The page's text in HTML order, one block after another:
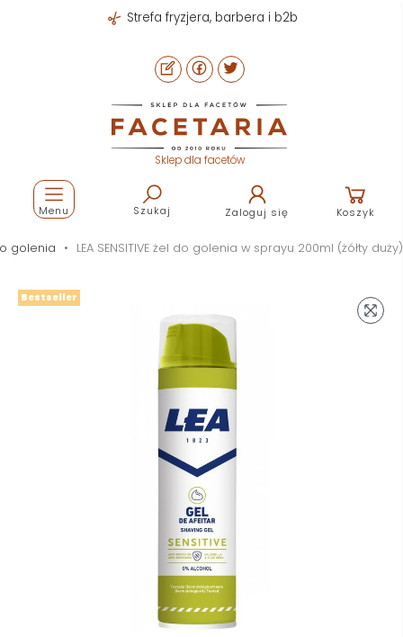
Strefa fryzjera, barbera i b2b
Sklep dla facetów
Szukaj Zaloguj się Koszyk
Menu
golenia LEA SENSITIVE żel do golenia w sprayu 200ml (żółty duży)
Bestseller